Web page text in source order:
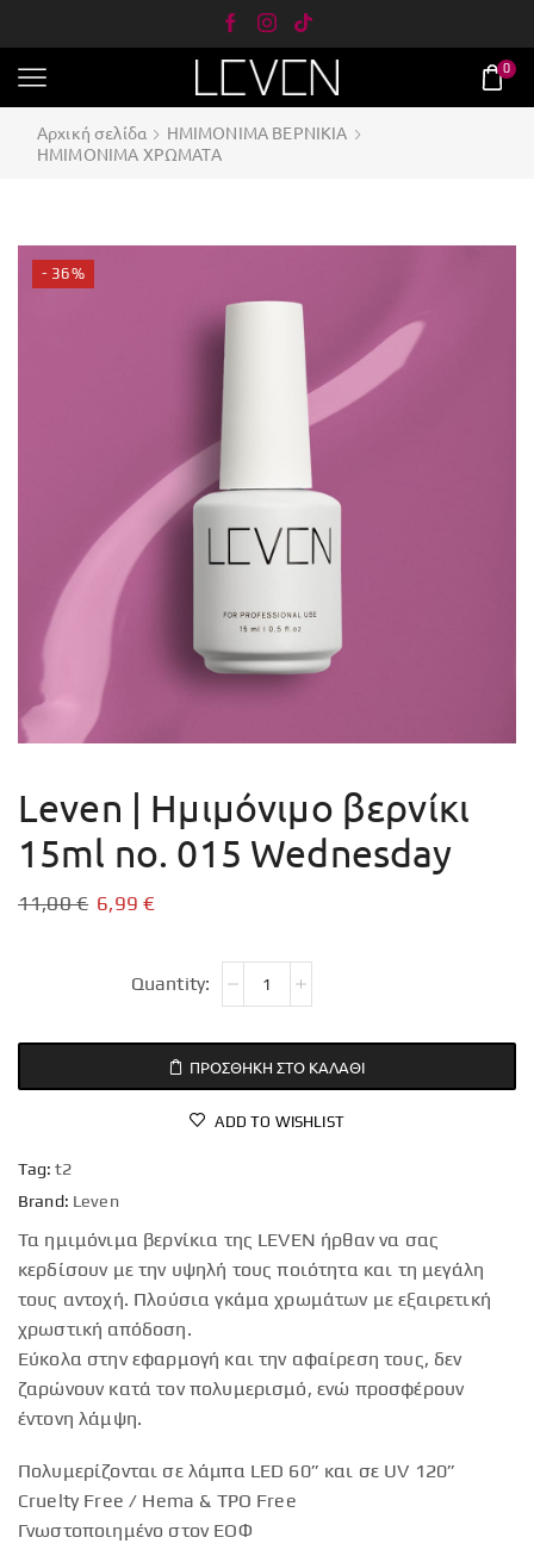
0
Αρχική σελίδα
ΗΜΙΜΟΝΙΜΑ ΒΕΡΝΙΚΙΑ
ΗΜΙΜΟΝΙΜΑ ΧΡΩΜΑΤΑ
- 36%
Leven | Ημιμόνιμο βερνίκι
15ml no. 015 Wednesday
11,00€ 6,99€
ΠΡΟΣΘΉΚΗ ΣΤΟ ΚΑΛΆΘΙ
ADD TO WISHLIST
Tag: t2
Brand: Leven
Τα ημιμόνιμα βερνίκια της LEVEN ήρθαν να σας
κερδίσουν με την υψηλή τους ποιότητα και τη μεγάλη
τους αντοχή. Πλούσια γκάμα χρωμάτων με εξαιρετική
χρωστική απόδοση.
Εύκολα στην εφαρμογή και την αφαίρεση τους, δεν
ζαρώνουν κατά τον πολυμερισμό, ενώ προσφέρουν
έντονη λάμψη.
Πολυμερίζονται σε λάμπα LED 60” και σε UV 120”
Cruelty Free / Hema & TPO Free
Γνωστοποιημένο στον ΕΟΦ